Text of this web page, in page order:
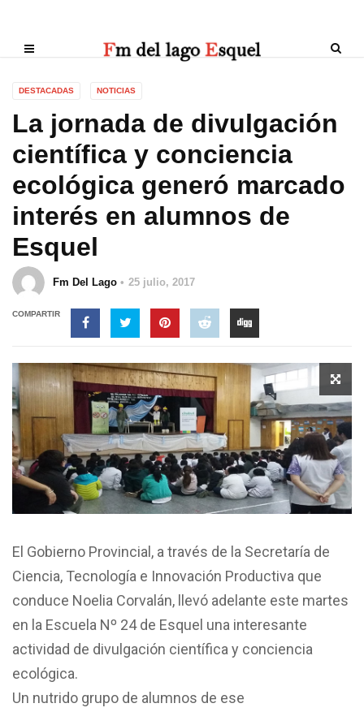
DESTACADAS NOTICIAS
La jornada de divulgación
científica y conciencia
ecológica generó marcado
interés en alumnos de
Esquel
Fm Del Lago 25 julio, 2017
COMPARTIR
El Gobierno Provincial, a través de la Secretaría de
Ciencia, Tecnología e Innovación Productiva que
conduce Noelia Corvalán, llevó adelante este martes
en la Escuela Nº 24 de Esquel una interesante
actividad de divulgación científica y conciencia
ecológica.
Un nutrido grupo de alumnos de ese